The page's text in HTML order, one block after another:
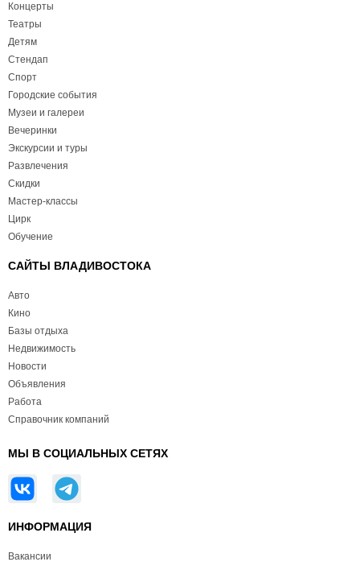
Концерты
Театры
Детям
Стендап
Спорт
Городские события
Музеи и галереи
Вечеринки
Экскурсии и туры
Развлечения
Скидки
Мастер-классы
Цирк
Обучение
САЙТЫ ВЛАДИВОСТОКА
Авто
Кино
Базы отдыха
Недвижимость
Новости
Объявления
Работа
Справочник компаний
МЫ В СОЦИАЛЬНЫХ СЕТЯХ
ИНФОРМАЦИЯ
Вакансии